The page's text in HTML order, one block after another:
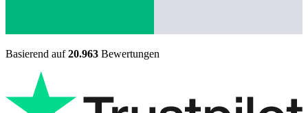
Basierend auf20.963 Bewertungen